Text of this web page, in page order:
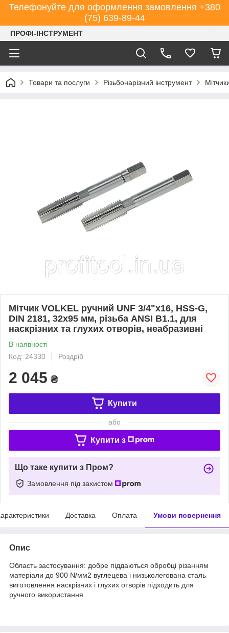
Телефонуйте для оформлення замовлення +380
(75) 639-89-44
ПРОФІ-ІНСТРУМЕНТ
Товари та послуги Різьбонарізний інструмент
Мітчик VOLKEL ручний UNF 3/4"x16, HSS-G,
DIN 2181, 32х95 мм, різьба ANSI B1.1, для
наскрізних та глухих отворів, неабразивні
В наявності
Код: 24330
Роздріб
2 045 ₴
Купити
або
Купити з
Що таке купити з Пром?
Замовлення під захистом
Доставка Оплата Умови повернення
Опис
Область застосування: добре піддаються обробці різанням
матеріали до 900 N/мм2 вуглецева і низьколегована сталь
виготовлення наскрізних і глухих отворів підходить для
ручного використання